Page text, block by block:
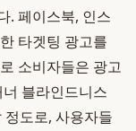
. 페이스북, 인스
타겟팅 광고를
소비자들은 광고
블라인드니스
도로, 사용자들